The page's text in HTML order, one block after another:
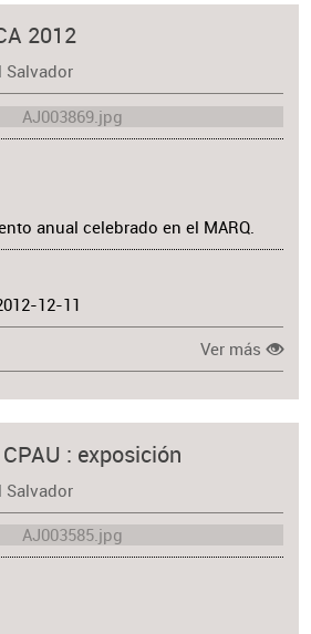
Autor
2012
Salvador
anual celebrado en el MARQ.
12-11
Ver más
: exposición
Salvador